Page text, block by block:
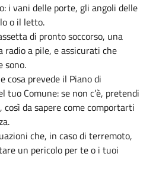
i vani delle porte, gli angoli delle
o il letto.
di pronto soccorso, una
a pile, e assicurati che
sono.
cosa prevede il Piano di
tuo Comune: se non c’è, pretendi
così da sapere come comportarti
che, in caso di terremoto,
un pericolo per te o i tuoi